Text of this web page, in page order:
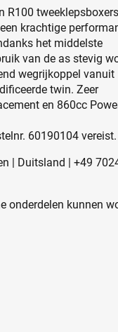
R100
krachtige
het middelste
van de as stevig
wegrijkoppel vanuit
twin. Zeer
en 860cc
60190104 vereist.
| Duitsland | +49
onderdelen kunnen